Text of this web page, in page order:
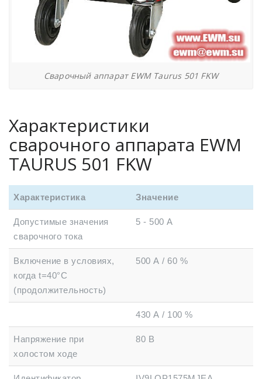
Сварочный аппарат EWM Taurus 501 FKW
Характеристики
сварочного аппарата EWM
TAURUS 501 FKW
Характеристика Значение
Допустимые значения
сварочного тока
5 - 500 А
Включение в условиях,
когда t=40°C
(продолжительность)
500 А / 60 %
430 А / 100 %
Напряжение при
холостом ходе
80 В